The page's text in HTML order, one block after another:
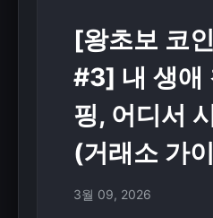
[왕초보 코
#3] 내 생애
핑, 어디서
(거래소 가
3월 09, 2026